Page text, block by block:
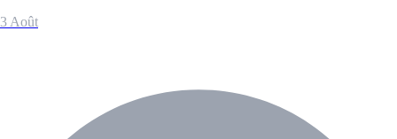
3 Août